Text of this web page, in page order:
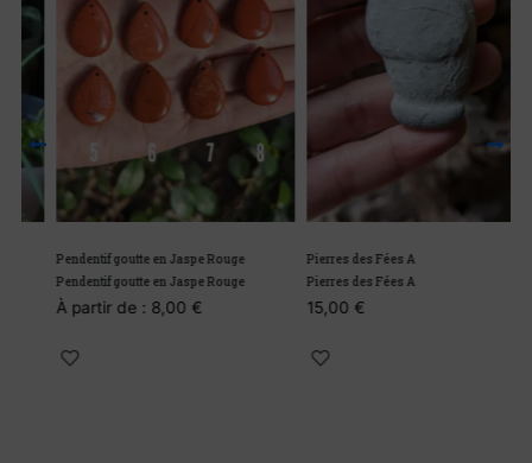
Pendentif goutte en Jaspe Rouge
Pendentif goutte en Jaspe Rouge
À partir de : 8,00€
Pierres des Fées A
Pierres des Fées A
15,00€